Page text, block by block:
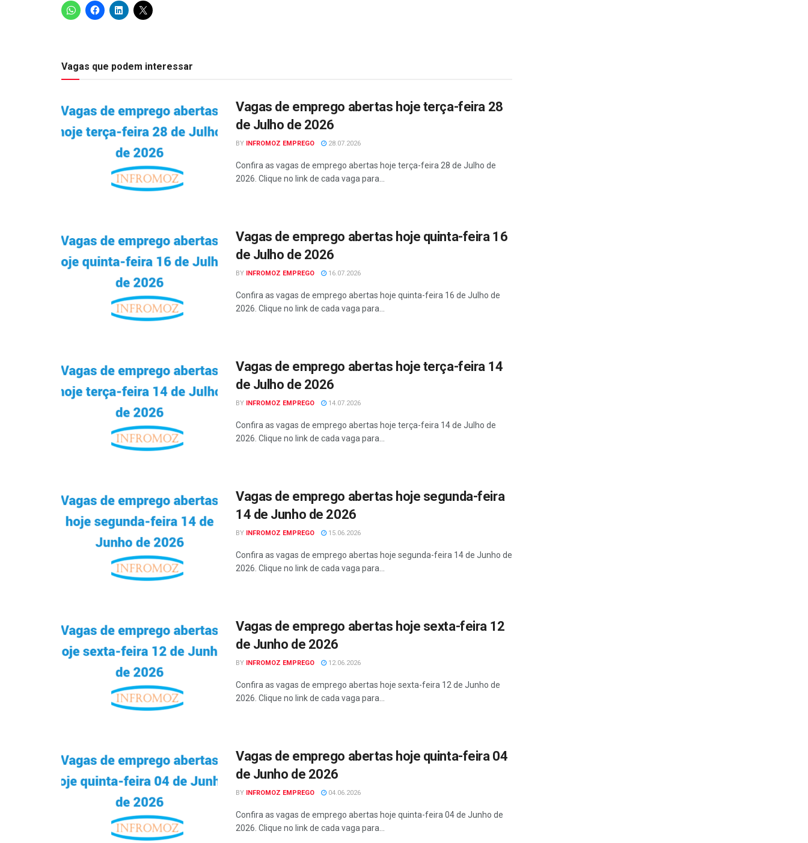
Vagas que podem interessar
Vagas de emprego abertas hoje terça-feira 28
de Julho de 2026
BY INFROMOZ EMPREGO 28.07.2026
Confira as vagas de emprego abertas hoje terça-feira 28 de Julho de
2026. Clique no link de cada vaga para...
Vagas de emprego abertas hoje quinta-feira 16
de Julho de 2026
BY INFROMOZ EMPREGO 16.07.2026
Confira as vagas de emprego abertas hoje quinta-feira 16 de Julho de
2026. Clique no link de cada vaga para...
Vagas de emprego abertas hoje terça-feira 14
de Julho de 2026
BY INFROMOZ EMPREGO 14.07.2026
Confira as vagas de emprego abertas hoje terça-feira 14 de Julho de
2026. Clique no link de cada vaga para...
Vagas de emprego abertas hoje segunda-feira
14 de Junho de 2026
BY INFROMOZ EMPREGO 15.06.2026
Confira as vagas de emprego abertas hoje segunda-feira 14 de Junho de
2026. Clique no link de cada vaga para...
Vagas de emprego abertas hoje sexta-feira 12
de Junho de 2026
BY INFROMOZ EMPREGO 12.06.2026
Confira as vagas de emprego abertas hoje sexta-feira 12 de Junho de
2026. Clique no link de cada vaga para...
Vagas de emprego abertas hoje quinta-feira 04
de Junho de 2026
BY INFROMOZ EMPREGO 04.06.2026
Confira as vagas de emprego abertas hoje quinta-feira 04 de Junho de
2026. Clique no link de cada vaga para...